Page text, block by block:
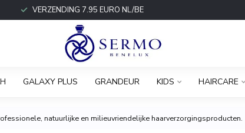
VERZENDING 7.95 EURO NL/BE
GALAXY PLUS GRANDEUR KIDS HAIRCARE
natuurlijke en milieuvriendelijke haarverzorgingsproducten.